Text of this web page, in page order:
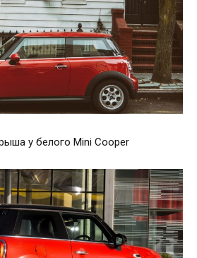
у белого Mini Cooper